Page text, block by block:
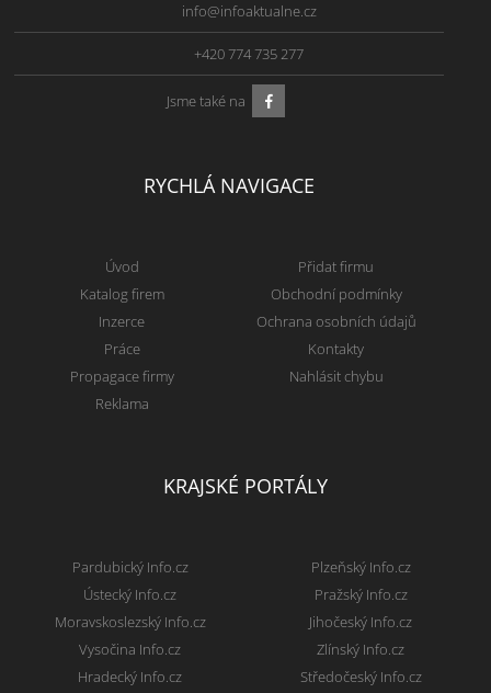
info@infoaktualne.cz
+420 774 735 277
Jsme také na
RYCHLÁ NAVIGACE
Úvod
Katalog firem
Inzerce
Práce
Propagace firmy
Reklama
Přidat firmu
Obchodní podmínky
Ochrana osobních údajů
Kontakty
Nahlásit chybu
KRAJSKÉ PORTÁLY
Pardubický Info.cz
Ústecký Info.cz
Moravskoslezský Info.cz
Vysočina Info.cz
Hradecký Info.cz
Plzeňský Info.cz
Pražský Info.cz
Jihočeský Info.cz
Zlínský Info.cz
Středočeský Info.cz